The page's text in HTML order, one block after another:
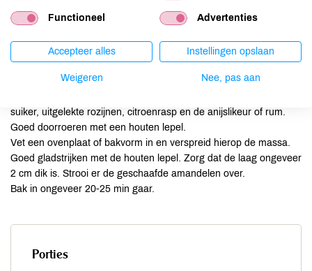
Verwarm de oven voor op 190°C.
Rasp de citroen. Laat de rozijnen even wellen in warm water.
gezouten water toe zodat je een soort polenta krijgt, maar niet te
suiker, uitgelekte rozijnen, citroenrasp en de anijslikeur of rum.
Goed doorroeren met een houten lepel.
Vet een ovenplaat of bakvorm in en verspreid hierop de massa.
Goed gladstrijken met de houten lepel. Zorg dat de laag ongeveer
2 cm dik is. Strooi er de geschaafde amandelen over.
Bak in ongeveer 20-25 min gaar.
Porties
Functioneel Advertenties
Accepteer alles Instellingen opslaan
Weigeren Nee, pas aan